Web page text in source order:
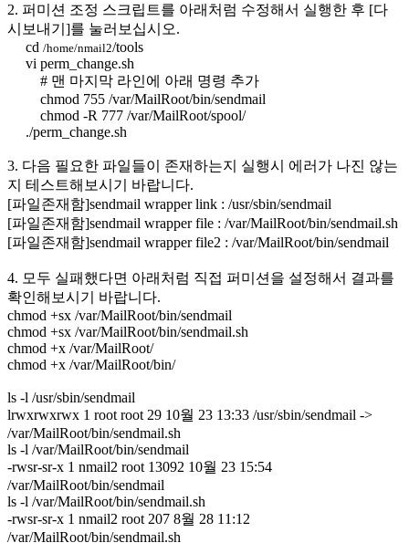
2. 퍼미션 조정 스크립트를 아래처럼 수정해서 실행한 후 [다
시보내기]를 눌러보십시오.
cd /home/nmail2/tools
vi perm_change.sh
# 맨 마지막 라인에 아래 명령 추가
chmod 755 /var/MailRoot/bin/sendmail
chmod -R 777 /var/MailRoot/spool/
./perm_change.sh
3. 다음 필요한 파일들이 존재하는지 실행시 에러가 나진 않는
지 테스트해보시기 바랍니다.
[파일존재함]sendmail wrapper link : /usr/sbin/sendmail
[파일존재함]sendmail wrapper file : /var/MailRoot/bin/sendmail.sh
[파일존재함]sendmail wrapper file2 : /var/MailRoot/bin/sendmail
4. 모두 실패했다면 아래처럼 직접 퍼미션을 설정해서 결과를
확인해보시기 바랍니다.
chmod +sx /var/MailRoot/bin/sendmail
chmod +sx /var/MailRoot/bin/sendmail.sh
chmod +x /var/MailRoot/
chmod +x /var/MailRoot/bin/
ls -l /usr/sbin/sendmail
lrwxrwxrwx 1 root root 29 10월 23 13:33 /usr/sbin/sendmail ->
/var/MailRoot/bin/sendmail.sh
ls -l /var/MailRoot/bin/sendmail
-rwsr-sr-x 1 nmail2 root 13092 10월 23 15:54
/var/MailRoot/bin/sendmail
ls -l /var/MailRoot/bin/sendmail.sh
-rwsr-sr-x 1 nmail2 root 207 8월 28 11:12
/var/MailRoot/bin/sendmail.sh